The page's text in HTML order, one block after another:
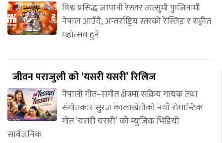
विश्व प्रसिद्ध जापानी रेस्लर तात्सुमी फुजिनामी
नेपाल आउँदै, अन्तर्राष्ट्रिय स्तरको रेस्लिङ र सङ्गीत
महोत्सव हुने
जीवन पराजुली को ‘यसरी यसरी’ रिलिज
नेपाली गीत–संगीत क्षेत्रमा सक्रिय गायक तथा
संगीतकार सुरज कालाखेतीको नयाँ रोमान्टिक
गीत ‘यसरी यसरी’ को म्युजिक भिडियो
सार्वजनिक